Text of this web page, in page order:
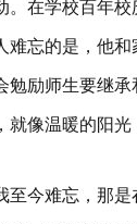
。在学校百年
难忘的是，他和
勉励师生要继
就像温暖的阳光
至今难忘，那